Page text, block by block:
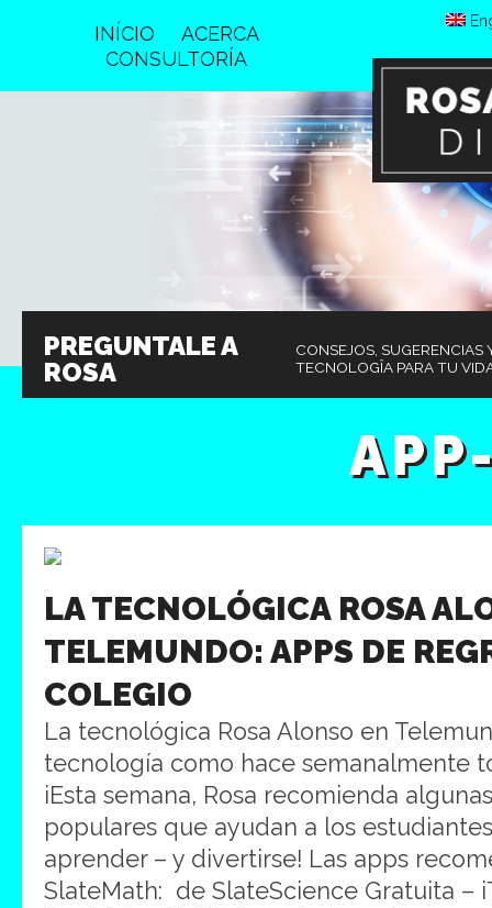
INÍCIO
ACERCA
CONSULTORÍA
PREGUNTALE A
ROSA
CONSEJOS, SUGERENCIAS
TECNOLOGÎA PARA TU
LA TECNOLÓGICA ROSA
TELEMUNDO: APPS DE
COLEGIO
La tecnológica Rosa Alonso en
tecnología como hace semanalmente
iEsta semana, Rosa recomienda
populares que ayudan a los
aprender – y divertirse! Las apps
SlateMath: de SlateScience Gratuita –